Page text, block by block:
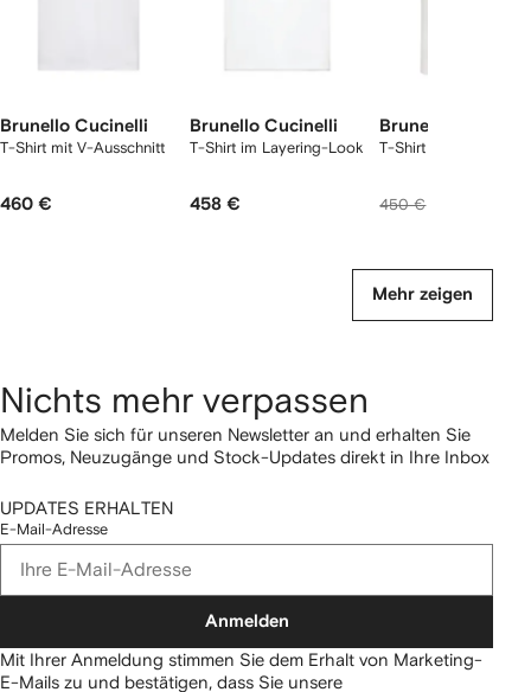
Brunello Cucinelli
T-Shirt mit V-Ausschnitt
460 €
Brunello Cucinelli
T-Shirt im Layering-Look
458 €
Brunello Cucinelli
T-Shirt mit Logo-
450 €
Mehr zeigen
Nichts mehr verpassen
Melden Sie sich für unseren Newsletter an und erhalten Sie
Promos, Neuzugänge und Stock-Updates direkt in Ihre Inbox
UPDATES ERHALTEN
E-Mail-Adresse
Anmelden
Mit Ihrer Anmeldung stimmen Sie dem Erhalt von Marketing-
E-Mails zu und bestätigen, dass Sie unsere